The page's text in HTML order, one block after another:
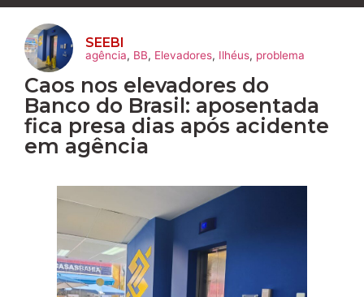
SEEBI
agência, BB, Elevadores, Ilhéus, problema
Caos nos elevadores do
Banco do Brasil: aposentada
fica presa dias após acidente
em agência